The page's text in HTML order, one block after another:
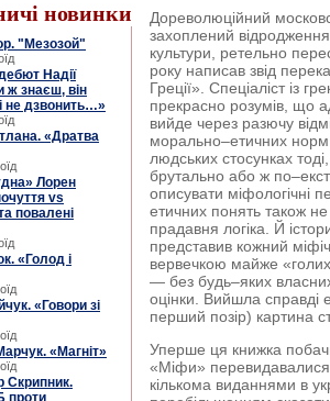
новинки
"Мезозой"
Надії
ж знаєш, він
не дзвонить…»
«Дратва
Лорен
vs
повалені
«Голод і
«Говори зі
«Магніт»
Скрипник.
проти
Дореволюційний
захоплений
культури, ретельно
року написав звід
Греції». Спеціаліст із
прекрасно розумів, що
вийде через разючу
морально–етичних
людських стосунках
брутально або ж
описувати міфологічні
етичних понять також
прадавня логіка. Й
представив кожний
вервечкою майже
— без будь–яких
оцінки. Вийшла справді
перший позір) картина
Уперше ця книжка
«Міфи» перевидавалися
кількома виданнями в